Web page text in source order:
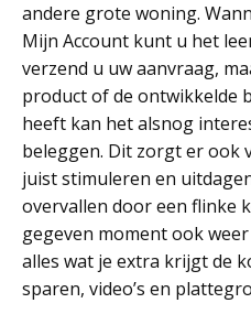
andere grote woning.
Mijn Account kunt u het
verzend u uw aanvraag,
product of de ontwikkelde
heeft kan het alsnog
beleggen. Dit zorgt er ook
juist stimuleren en
overvallen door een flinke
gegeven moment ook
alles wat je extra krijgt de
sparen, video’s en